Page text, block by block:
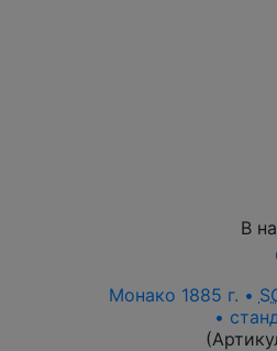
В
Монако 1885 г. •
•